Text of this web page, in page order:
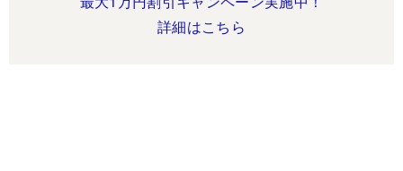
詳細はこちら